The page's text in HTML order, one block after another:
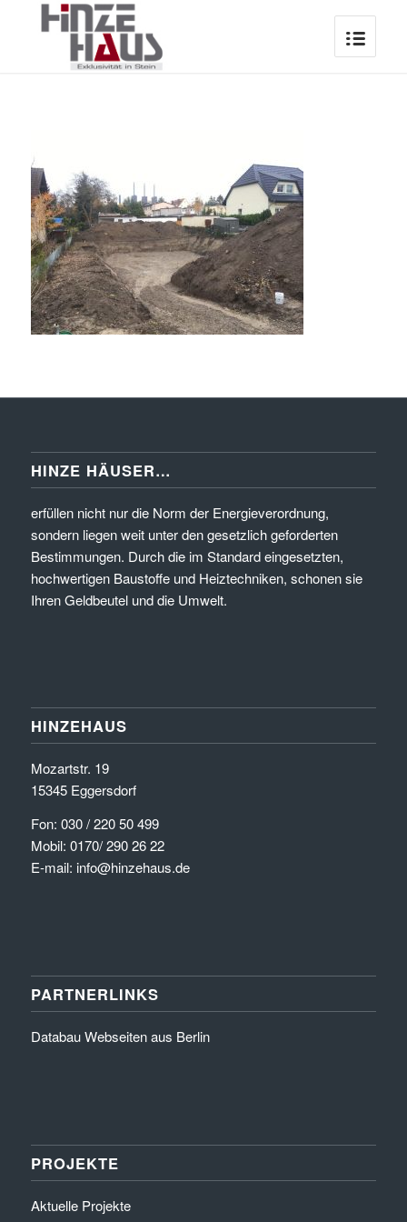
HINZE HÄUSER…
erfüllen nicht nur die Norm der Energieverordnung,
sondern liegen weit unter den gesetzlich geforderten
Bestimmungen. Durch die im Standard eingesetzten,
hochwertigen Baustoffe und Heiztechniken, schonen sie
Ihren Geldbeutel und die Umwelt.
HINZEHAUS
Mozartstr. 19
15345 Eggersdorf
Fon: 030 / 220 50 499
Mobil: 0170/ 290 26 22
E-mail: info@hinzehaus.de
PARTNERLINKS
Databau Webseiten aus Berlin
PROJEKTE
Aktuelle Projekte